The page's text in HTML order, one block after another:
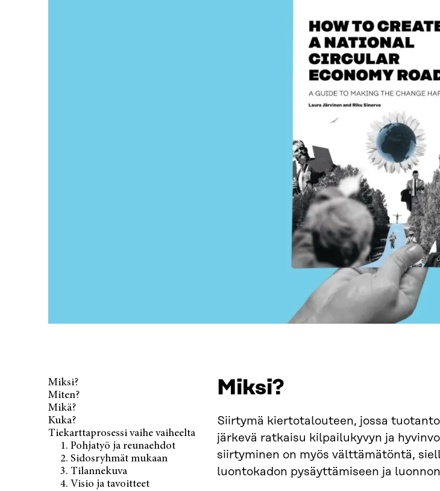
Miksi?
Miten?
Mikä?
Kuka?
Tiekarttaprosessi vaihe vaiheelta
1. Pohjatyö ja reunaehdot
2. Sidosryhmät mukaan
3. Tilannekuva
4. Visio ja tavoitteet
Miksi?
Siirtymä kiertotalouteen, jossa
järkevä ratkaisu kilpailukyvyn ja
siirtyminen on myös välttämätöntä,
luontokadon pysäyttämiseen ja